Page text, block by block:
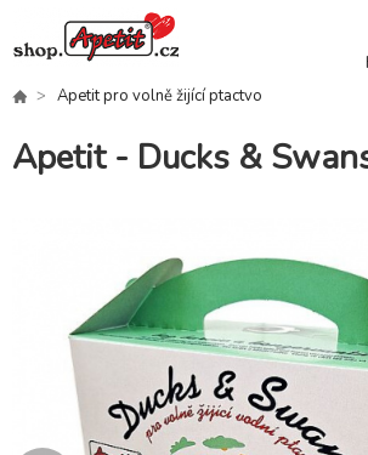
Apetit pro volně žijící ptactvo
Apetit - Ducks &